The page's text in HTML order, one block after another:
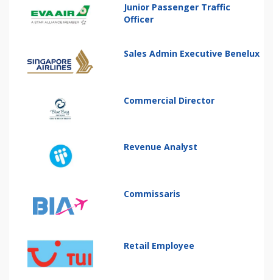
Junior Passenger Traffic
Officer
Sales Admin Executive Benelux
Commercial Director
Revenue Analyst
Commissaris
Retail Employee